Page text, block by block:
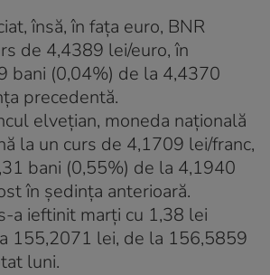
însă, în faţa euro, BNR
de 4,4389 lei/euro, în
bani (0,04%) de la 4,4370
precedentă.
elveţian, moneda naţională
la un curs de 4,1709 lei/franc,
bani (0,55%) de la 4,1940
în şedinţa anterioară.
a ieftinit marţi cu 1,38 lei
155,2071 lei, de la 156,5859
luni.